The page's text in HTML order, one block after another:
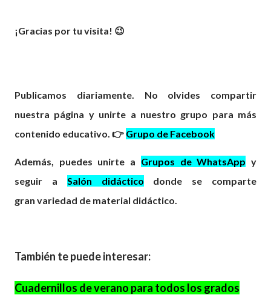
¡Gracias por tu visita! 😉
Publicamos diariamente. No olvides compartir
nuestra página y unirte a nuestro grupo para más
contenido educativo. 👉 Grupo de Facebook
Además, puedes unirte a Grupos de WhatsApp y
seguir a Salón didáctico
donde se comparte
gran variedad de material didáctico.
También te puede interesar:
Cuadernillos de verano para todos los grados